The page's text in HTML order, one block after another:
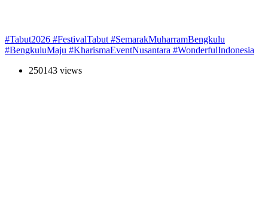
#Tabut2026 #FestivalTabut #SemarakMuharramBengkulu
#BengkuluMaju #KharismaEventNusantara #WonderfulIndonesia
250143 views